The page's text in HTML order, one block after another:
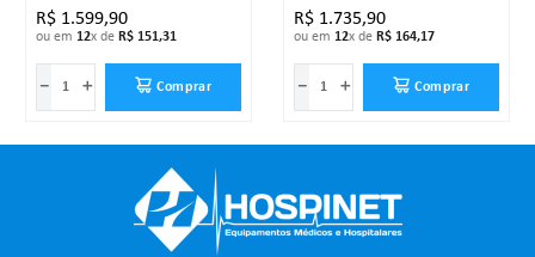
R$ 1.599,90
ou em 12x de R$ 151,31
＋
－ Comprar
R$ 1.735,90
ou em 12x de R$ 164,17
＋
－ Comprar